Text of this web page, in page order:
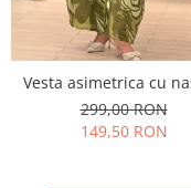
Vesta asimetrica cu
299,00 RON
149,50 RON